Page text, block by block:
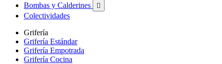
Bombas y Calderines

Colectividades
Grifería
Grifería Estándar
Grifería Empotrada
Grifería Cocina